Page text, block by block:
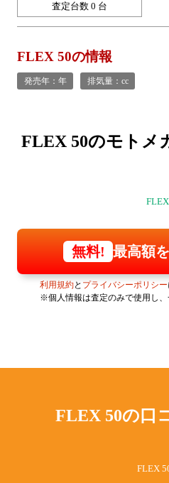
査定台数 0 台
FLEX 50の情報
発売年：年 排気量：cc
FLEX 50のモトメ
無料! 最高額
利用規約と プライバシーポリシー
※個人情報は査定のみで使用し、
FLEX 50の 口
FLEX